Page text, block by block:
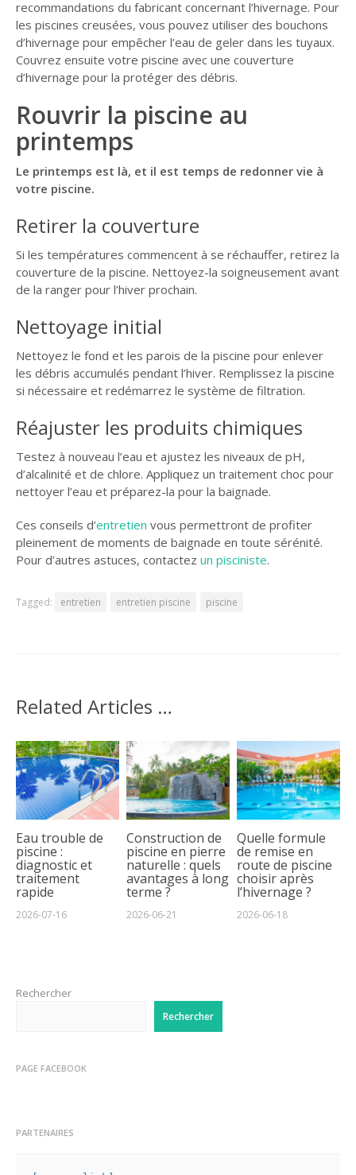
recommandations du fabricant concernant l’hivernage. Pour
les piscines creusées, vous pouvez utiliser des bouchons
d’hivernage pour empêcher l’eau de geler dans les tuyaux.
Couvrez ensuite votre piscine avec une couverture
d’hivernage pour la protéger des débris.
Rouvrir la piscine au
printemps
Le printemps est là, et il est temps de redonner vie à
votre piscine.
Retirer la couverture
Si les températures commencent à se réchauffer, retirez la
couverture de la piscine. Nettoyez-la soigneusement avant
de la ranger pour l’hiver prochain.
Nettoyage initial
Nettoyez le fond et les parois de la piscine pour enlever
les débris accumulés pendant l’hiver. Remplissez la piscine
si nécessaire et redémarrez le système de filtration.
Réajuster les produits chimiques
Testez à nouveau l’eau et ajustez les niveaux de pH,
d’alcalinité et de chlore. Appliquez un traitement choc pour
nettoyer l’eau et préparez-la pour la baignade.
Ces conseils d’entretien vous permettront de profiter
pleinement de moments de baignade en toute sérénité.
Pour d’autres astuces, contactez un pisciniste.
Tagged: entretien entretien piscine piscine
Related Articles …
Eau trouble de
piscine :
diagnostic et
traitement
rapide
2026-07-16
Construction de
piscine en pierre
naturelle : quels
avantages à long
terme ?
2026-06-21
Quelle formule
de remise en
route de piscine
choisir après
l’hivernage ?
2026-06-18
Rechercher
Rechercher
PAGE FACEBOOK
PARTENAIRES